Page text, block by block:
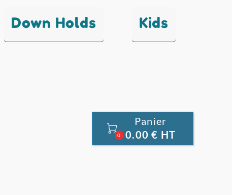
Down Holds Kids

0
Panier
0.00 € HT